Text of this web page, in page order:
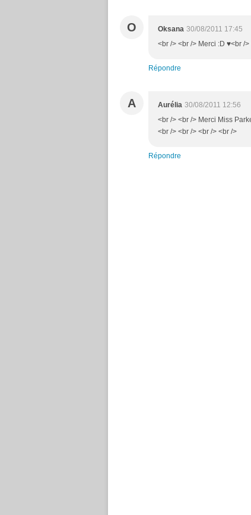
O Oksana 30/08/2011 17:45
<br /> <br /> Merci :D ♥<br /
Répondre
A Aurélia 30/08/2011 12:56
<br /> <br /> Merci Miss
<br /> <br /> <br /> <br />
Répondre